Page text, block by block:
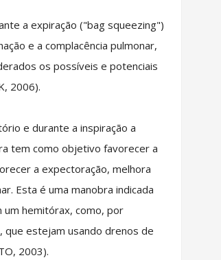
a expiração ("bag squeezing")
e a complacência pulmonar,
os possíveis e potenciais
2006).
e durante a inspiração a
tem como objetivo favorecer a
a expectoração, melhora
Esta é uma manobra indicada
um hemitórax, como, por
estejam usando drenos de
2003).